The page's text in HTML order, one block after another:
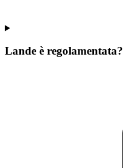
Lande è regolamentata?